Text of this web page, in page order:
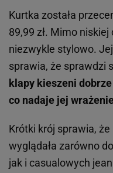
Kurtka została
89,99 zł. Mimo
niezwykle stylowo.
sprawia, że sprawdzi
klapy kieszeni
co nadaje jej
Krótki krój sprawia,
wyglądała zarówno
jak i casualowych